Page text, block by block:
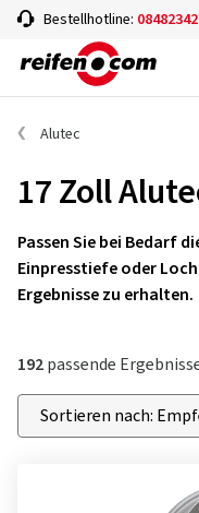
Bestellhotline:
Alutec
17 Zoll
Passen Sie bei Bedarf
Einpresstiefe oder
Ergebnisse zu erhalten.
192passende